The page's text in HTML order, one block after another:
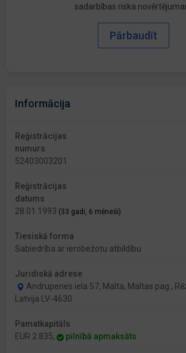
sadarbības riska
Pārbaudīt
Informācija
Reģistrācijas
numurs
52403003201
Reģistrācijas
datums
28.01.1993 (33 gadi, 6 mēneši)
Tiesiskā forma
Sabiedrība ar ierobežotu atbildību
Juridiskā adrese
Andrupenes iela 57, Malta, Maltas pag.,
Latvija LV-4630
Pamatkapitāls
EUR 2 835,
pilnībā apmaksāts